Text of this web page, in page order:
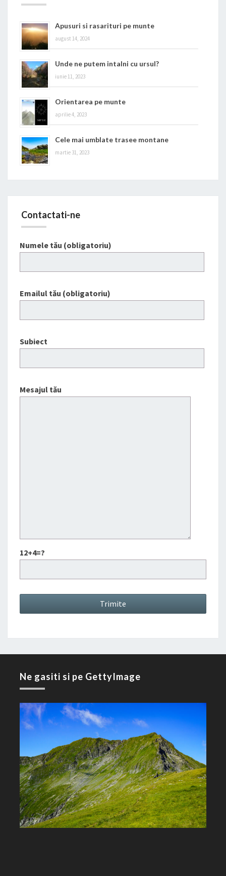
Apusuri si rasarituri pe munte
august 14, 2024
Unde ne putem intalni cu ursul?
iunie 11, 2023
Orientarea pe munte
aprilie 4, 2023
Cele mai umblate trasee montane
martie 31, 2023
Contactati-ne
Numele tău (obligatoriu)
Emailul tău (obligatoriu)
Subiect
Mesajul tău
12+4=?
Ne gasiti si pe GettyImage